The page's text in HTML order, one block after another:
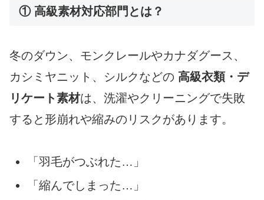
① 高級素材対応部門とは？
冬のダウン、モンクレールやカナダグース、
カシミヤニット、シルクなどの 高級衣類・デ
リケート素材は、洗濯やクリーニングで失敗
すると形崩れや縮みのリスクがあります。
「羽毛がつぶれた…」
「縮んでしまった…」